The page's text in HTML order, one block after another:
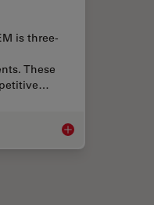
is three-
These
Immersion Freezing